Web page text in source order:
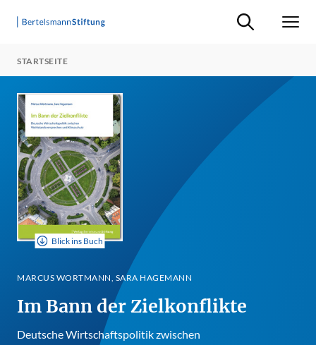
Suche ein-/
STARTSEITE
Blick ins Buch
MARCUS WORTMANN, SARA HAGEMANN
Im Bann der Zielkonflikte
Deutsche Wirtschaftspolitik zwischen